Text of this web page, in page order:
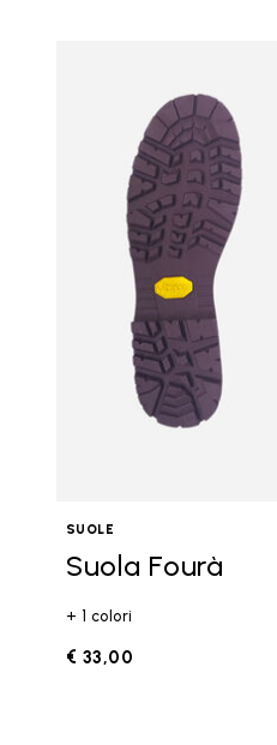
SUOLE
Suola Fourà
+ 1 colori
€ 33,00